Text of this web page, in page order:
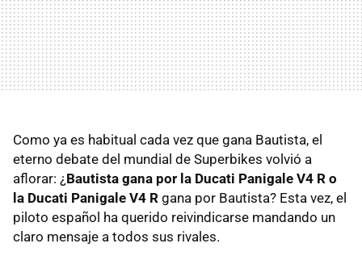
Como ya es habitual cada vez que gana Bautista, el
eterno debate del mundial de Superbikes volvió a
aflorar: ¿ Bautista gana por la Ducati Panigale V4 R o
la Ducati Panigale V4 R gana por Bautista? Esta vez, el
piloto español ha querido reivindicarse mandando un
claro mensaje a todos sus rivales.